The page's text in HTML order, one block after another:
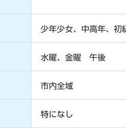
少年少女、中高年、初
水曜、金曜 午後
市内全域
特になし